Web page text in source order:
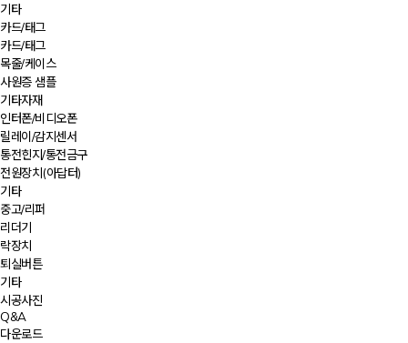
기타
카드/태그
카드/태그
목줄/케이스
사원증 샘플
기타자재
인터폰/비디오폰
릴레이/감지센서
통전힌지/통전금구
전원장치(아답터)
기타
중고/리퍼
리더기
락장치
퇴실버튼
기타
시공사진
Q&A
다운로드